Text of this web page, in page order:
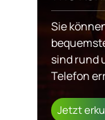
Sie
sind rund
Telefon
Jetzt